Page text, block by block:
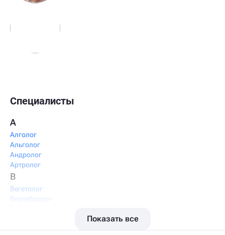
Специалисты
А
Алголог
Альголог
Андролог
Артролог
В
Вегетолог
Вертебролог
Висцеральный массажист
Показать все